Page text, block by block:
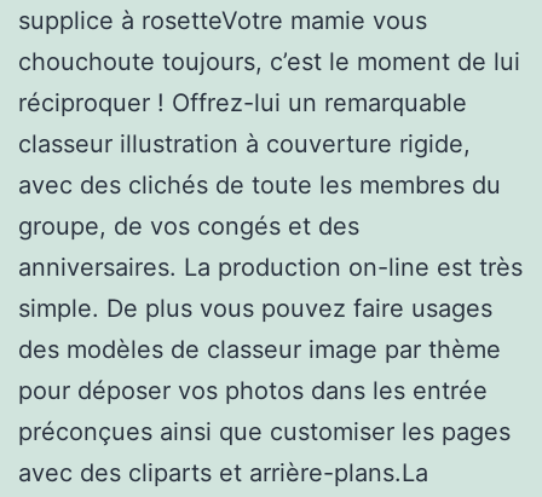
supplice à rosetteVotre mamie vous
chouchoute toujours, c’est le moment de lui
réciproquer ! Offrez-lui un remarquable
classeur illustration à couverture rigide,
avec des clichés de toute les membres du
groupe, de vos congés et des
anniversaires. La production on-line est très
simple. De plus vous pouvez faire usages
des modèles de classeur image par thème
pour déposer vos photos dans les entrée
préconçues ainsi que customiser les pages
avec des cliparts et arrière-plans.La